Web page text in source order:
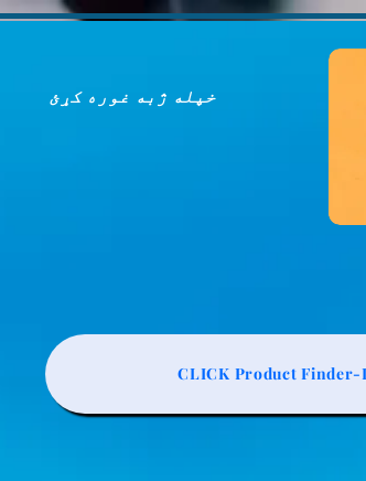
خپله ژبه غوره کړئ
CLICK Product Finder-